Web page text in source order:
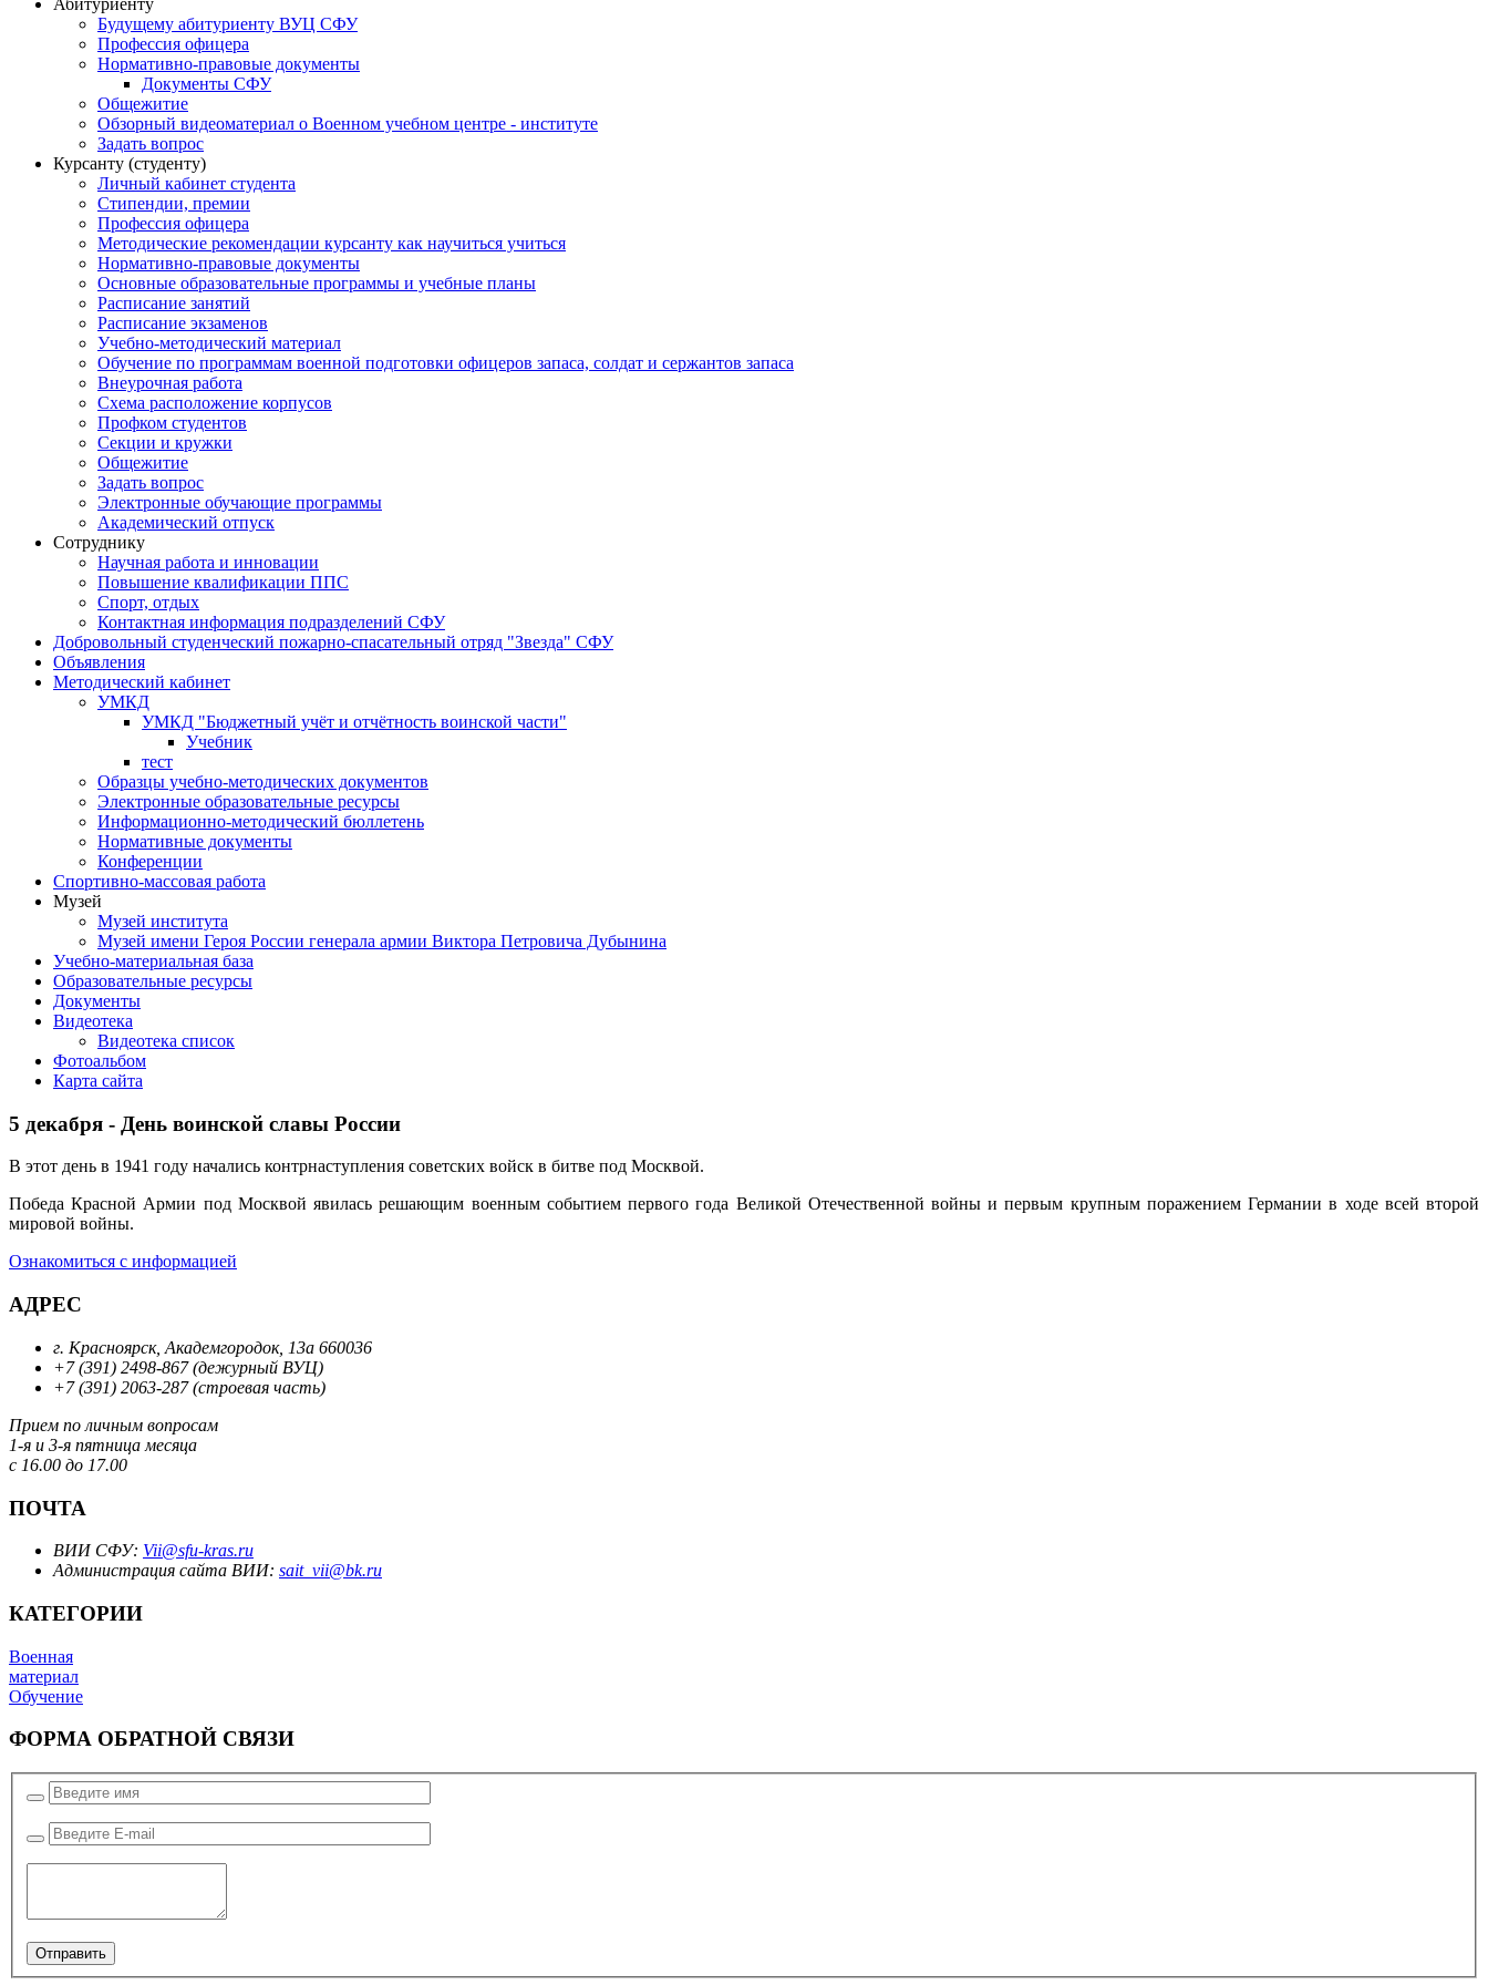
Абитуриенту
Будущему абитуриенту ВУЦ СФУ
Профессия офицера
Нормативно-правовые документы
Документы СФУ
Общежитие
Обзорный видеоматериал о Военном учебном центре - институте
Задать вопрос
Курсанту (студенту)
Личный кабинет студента
Стипендии, премии
Профессия офицера
Методические рекомендации курсанту как научиться учиться
Нормативно-правовые документы
Основные образовательные программы и учебные планы
Расписание занятий
Расписание экзаменов
Учебно-методический материал
Обучение по программам военной подготовки офицеров запаса, солдат и сержантов запаса
Внеурочная работа
Схема расположение корпусов
Профком студентов
Секции и кружки
Общежитие
Задать вопрос
Электронные обучающие программы
Академический отпуск
Сотруднику
Научная работа и инновации
Повышение квалификации ППС
Спорт, отдых
Контактная информация подразделений СФУ
Добровольный студенческий пожарно-спасательный отряд "Звезда" СФУ
Объявления
Методический кабинет
УМКД
УМКД "Бюджетный учёт и отчётность воинской части"
Учебник
тест
Образцы учебно-методических документов
Электронные образовательные ресурсы
Информационно-методический бюллетень
Нормативные документы
Конференции
Спортивно-массовая работа
Музей
Музей института
Музей имени Героя России генерала армии Виктора Петровича Дубынина
Учебно-материальная база
Образовательные ресурсы
Документы
Видеотека
Видеотека список
Фотоальбом
Карта сайта
5 декабря - День воинской славы России
В этот день в 1941 году начались контрнаступления советских войск в битве под Москвой.
Победа Красной Армии под Москвой явилась решающим военным событием первого года Великой Отечественной войны и первым крупным поражением Германии в ходе всей второй
мировой войны.
Ознакомиться с информацией
АДРЕС
г. Красноярск, Академгородок, 13а 660036
+7 (391) 2498-867 (дежурный ВУЦ)
+7 (391) 2063-287 (строевая часть)
Прием по личным вопросам
1-я и 3-я пятница месяца
с 16.00 до 17.00
ПОЧТА
ВИИ СФУ: Vii@sfu-kras.ru
Администрация сайта ВИИ: sait_vii@bk.ru
КАТЕГОРИИ
Военная
материал
Обучение
ФОРМА ОБРАТНОЙ СВЯЗИ